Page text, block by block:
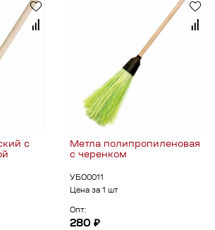
с
Метла полипропиленовая
с черенком
УБО0011
Цена за 1 шт
Опт:
280 ₽